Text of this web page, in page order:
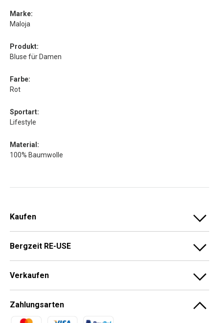
Marke:
Maloja
Produkt:
Bluse für Damen
Farbe:
Rot
Sportart:
Lifestyle
Material:
100% Baumwolle
Kaufen
Bergzeit RE-USE
Verkaufen
Zahlungsarten
Zahlungsmethoden